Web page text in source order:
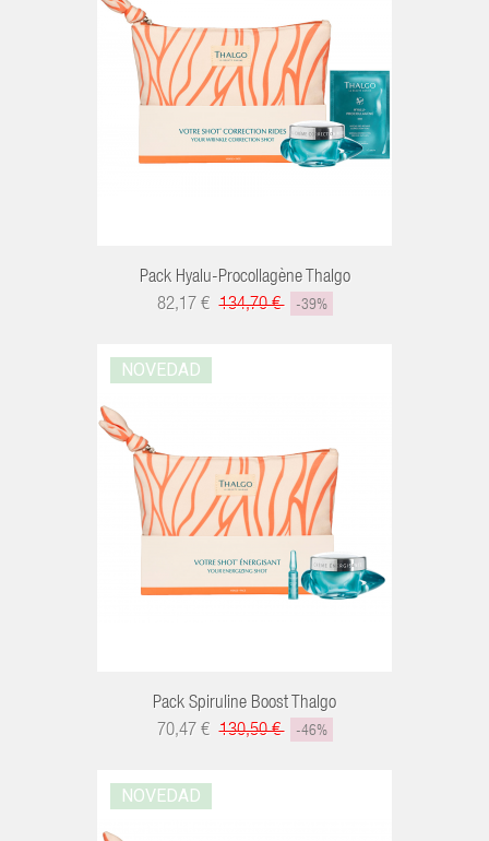
Pack Hyalu-Procollagène Thalgo
82,17 € 134,70 € -39%
NOVEDAD
Pack Spiruline Boost Thalgo
70,47 € 130,50 € -46%
NOVEDAD